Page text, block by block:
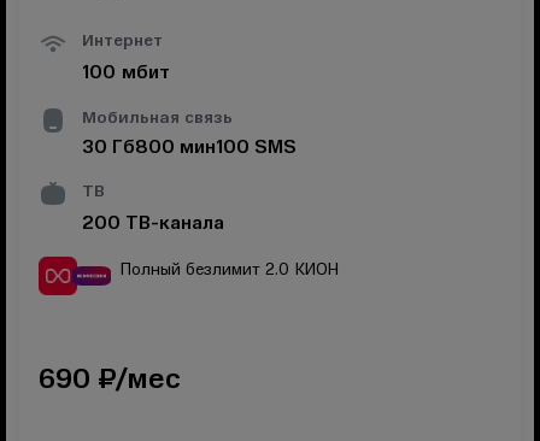
Интернет
100 мбит
Мобильная связь
30 Гб800 мин100 SMS
ТВ
200 ТВ-канала
Полный безлимит 2.0 КИОН
690 ₽/мес